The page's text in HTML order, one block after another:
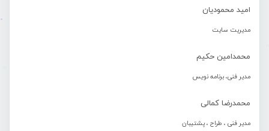
امید محمودیان
مدیریت سایت
محمدامین حکیم
مدیر فنی، برنامه نویس
محمدرضا کمالی
مدیر فنی ، طراح ، پشتیبان